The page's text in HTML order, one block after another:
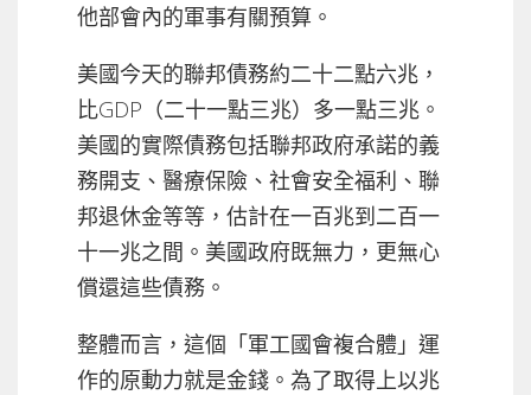
他部會內的軍事有關預算。
美國今天的聯邦債務約二十二點六兆，
比GDP（二十一點三兆）多一點三兆。
美國的實際債務包括聯邦政府承諾的義
務開支、醫療保險、社會安全福利、聯
邦退休金等等，估計在一百兆到二百一
十一兆之間。美國政府既無力，更無心
償還這些債務。
整體而言，這個「軍工國會複合體」運
作的原動力就是金錢。為了取得上以兆